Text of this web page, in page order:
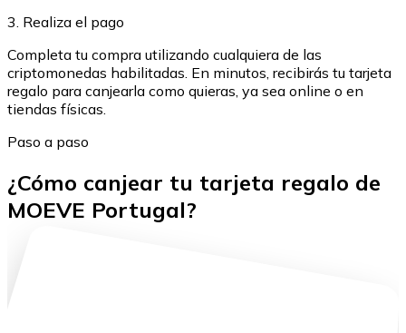
3. Realiza el pago
Completa tu compra utilizando cualquiera de las
criptomonedas habilitadas. En minutos, recibirás tu tarjeta
regalo para canjearla como quieras, ya sea online o en
tiendas físicas.
Paso a paso
¿Cómo canjear tu tarjeta regalo de
MOEVE Portugal?